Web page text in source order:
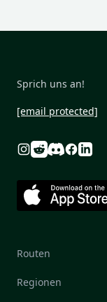
Sprich uns an!
[email protected]
Instagram
RedditDiscord
Facebook
Routen
Regionen